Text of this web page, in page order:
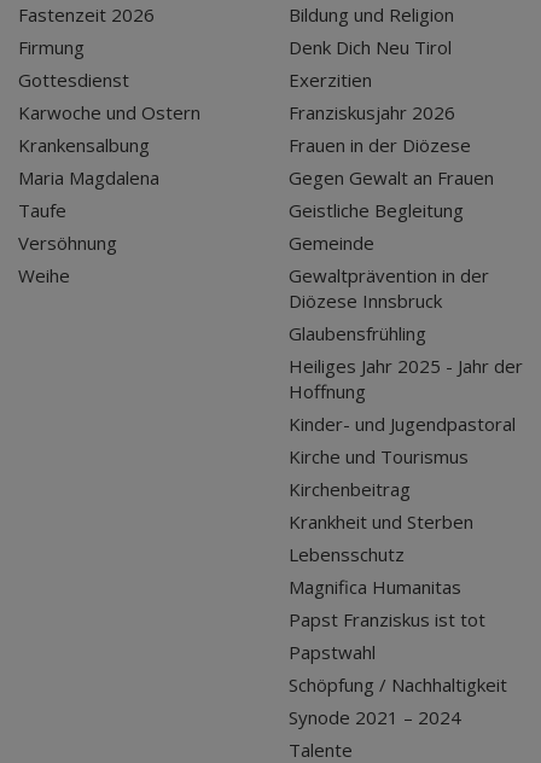
Fastenzeit 2026
Firmung
Gottesdienst
Karwoche und Ostern
Krankensalbung
Maria Magdalena
Taufe
Versöhnung
Weihe
Bildung und Religion
Denk Dich Neu Tirol
Exerzitien
Franziskusjahr 2026
Frauen in der Diözese
Gegen Gewalt an Frauen
Geistliche Begleitung
Gemeinde
Gewaltprävention in der
Diözese Innsbruck
Glaubensfrühling
Heiliges Jahr 2025 - Jahr der
Hoffnung
Kinder- und Jugendpastoral
Kirche und Tourismus
Kirchenbeitrag
Krankheit und Sterben
Lebensschutz
Magnifica Humanitas
Papst Franziskus ist tot
Papstwahl
Schöpfung / Nachhaltigkeit
Synode 2021 – 2024
Talente